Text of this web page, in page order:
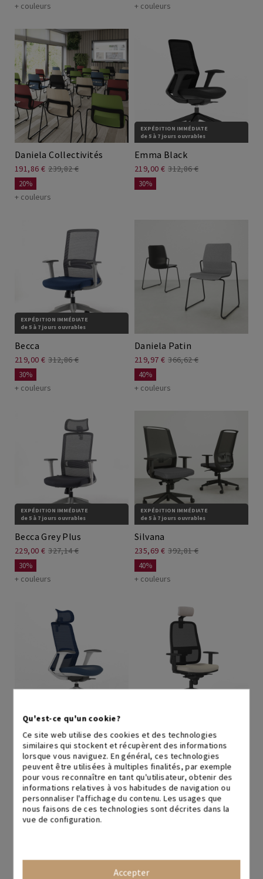
+ couleurs + couleurs
Daniela Collectivités
191,86 € 239,82 €
20%
+ couleurs
EXPÉDITION IMMÉDIATE
de 5 à 7 jours ouvrables
Emma Black
219,00 € 312,86 €
30%
EXPÉDITION IMMÉDIATE
de 5 à 7 jours ouvrables
Becca
219,00 € 312,86 €
30%
+ couleurs
Daniela Patin
219,97 € 366,62 €
40%
+ couleurs
EXPÉDITION IMMÉDIATE
de 5 à 7 jours ouvrables
Becca Grey Plus
229,00 € 327,14 €
30%
+ couleurs
EXPÉDITION IMMÉDIATE
de 5 à 7 jours ouvrables
Silvana
235,69 € 392,81 €
40%
+ couleurs
250,60 € 358,00 €
30%
+ couleurs
270,14 € 337,68 €
20%
+ couleurs
Qu'est-ce qu'un cookie?
Ce site web utilise des cookies et des technologies
similaires qui stockent et récupèrent des informations
lorsque vous naviguez. En général, ces technologies
peuvent être utilisées à multiples finalités, par exemple
pour vous reconnaître en tant qu'utilisateur, obtenir des
informations relatives à vos habitudes de navigation ou
personnaliser l'affichage du contenu. Les usages que
nous faisons de ces technologies sont décrites dans la
vue de configuration.
Accepter